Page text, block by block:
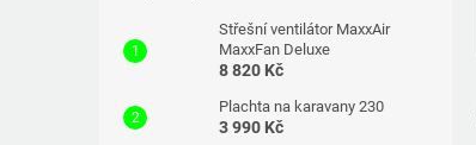
Střešní ventilátor MaxxAir
MaxxFan Deluxe
8 820 Kč
Plachta na karavany 230
3 990 Kč